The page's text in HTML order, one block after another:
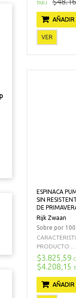
TARJ
AÑADIR
VER
ESPINACA
SIN
DE
Rijk Zwaan
Sobre por
PRODUCTO:...
$3.825,59
$4.208,15
AÑADIR